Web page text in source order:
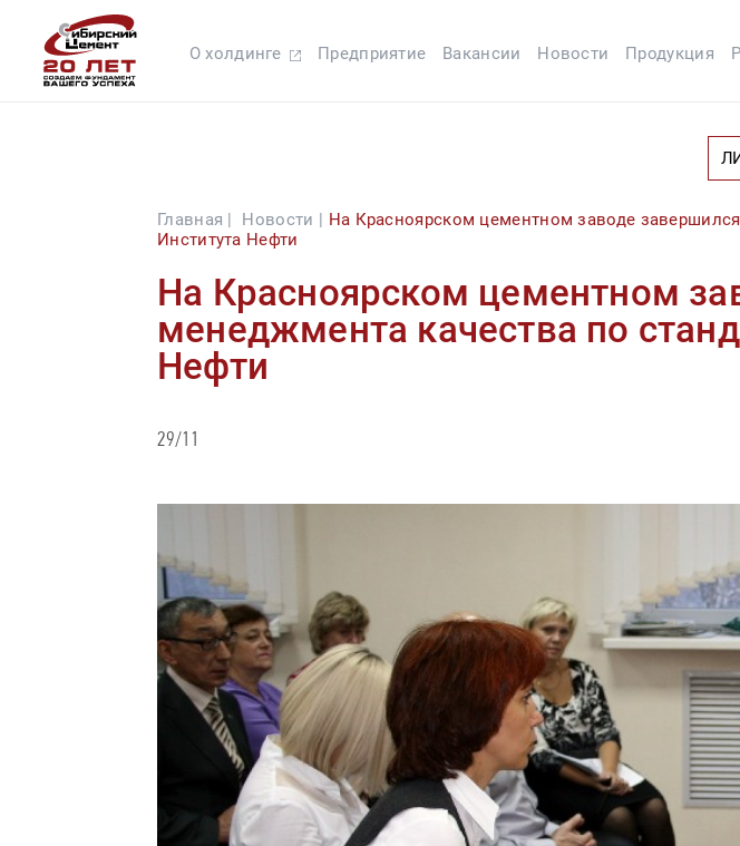
О холдинге Предприятие Вакансии Новости Продукция
Главная | Новости | На Красноярском цементном заводе
Института Нефти
На Красноярском цементном
менеджмента качества по
Нефти
29/11